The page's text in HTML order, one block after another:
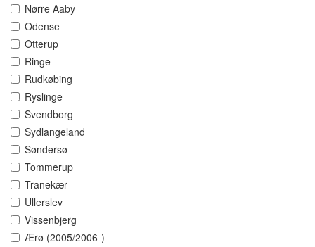
Nørre Aaby
Odense
Otterup
Ringe
Rudkøbing
Ryslinge
Svendborg
Sydlangeland
Søndersø
Tommerup
Tranekær
Ullerslev
Vissenbjerg
Ærø (2005/2006-)